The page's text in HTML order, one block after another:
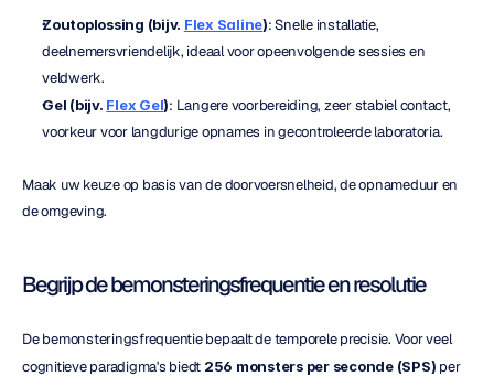
Zoutoplossing (bijv. Flex Saline): Snelle installatie,
deelnemersvriendelijk, ideaal voor opeenvolgende sessies en
veldwerk.
Gel (bijv. Flex Gel): Langere voorbereiding, zeer stabiel contact,
voorkeur voor langdurige opnames in gecontroleerde laboratoria.
Maak uw keuze op basis van de doorvoersnelheid, de opnameduur en
de omgeving.
Begrijp de bemonsteringsfrequentie en resolutie
De bemonsteringsfrequentie bepaalt de temporele precisie. Voor veel
cognitieve paradigma's biedt 256 monsters per seconde (SPS) per